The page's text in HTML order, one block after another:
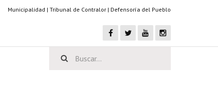
Municipalidad | Tribunal de Contralor | Defensoría del Pueblo